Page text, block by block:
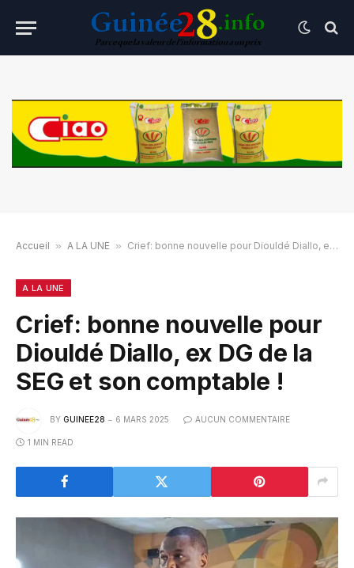
Accueil » A LA UNE » Crief: bonne nouvelle pour Diouldé Diallo, ex DG de la SEG et son comptable !
A LA UNE
Crief: bonne nouvelle pour
Diouldé Diallo, ex DG de la
SEG et son comptable !
BY GUINEE28 6 MARS 2025 AUCUN COMMENTAIRE
1 MIN READ